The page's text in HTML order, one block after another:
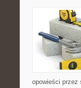
opowieści przez